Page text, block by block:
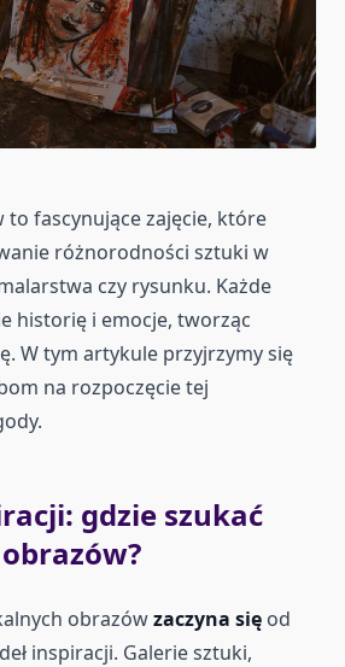
fascynujące zajęcie, które
różnorodności sztuki w
czy rysunku. Każde
historię i emocje, tworząc
W tym artykule przyjrzymy się
na rozpoczęcie tej
gdzie szukać
obrazówzaczyna się od
inspiracji. Galerie sztuki,